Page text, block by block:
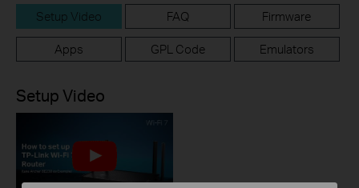
Setup Video FAQ Firmware
Apps GPL Code Emulators
Setup Video